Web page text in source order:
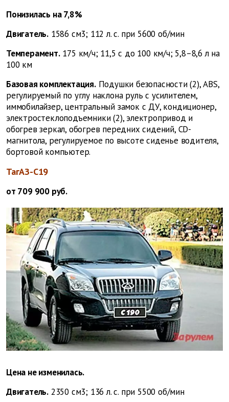
Понизилась на 7,8%
Двигатель. 1586 см3; 112 л. с. при 5600 об/мин
Темперамент.175 км/ч; 11,5 с до 100 км/ч; 5,8–8,6 л на
100 км
Базовая комплектация.Подушки безопасности (2), ABS,
регулируемый по углу наклона руль с усилителем,
иммобилайзер, центральный замок с ДУ, кондиционер,
электростеклоподъемники (2), электропривод и
обогрев зеркал, обогрев передних сидений, CD-
магнитола, регулируемое по высоте сиденье водителя,
бортовой компьютер.
ТагАЗ-C19
от 709 900 руб.
Цена не изменилась.
Двигатель. 2350 см3; 136 л. с. при 5500 об/мин